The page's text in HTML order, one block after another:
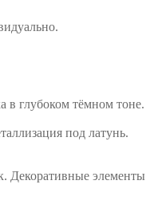
в глубоком тёмном
под латунь.
Декоративные